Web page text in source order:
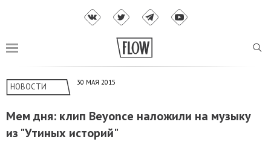
НОВОСТИ 30 МАЯ 2015
Мем дня: клип Beyonce наложили на музыку
из "Утиных историй"